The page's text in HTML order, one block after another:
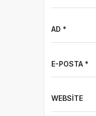
AD *
E-POSTA *
WEBSITE